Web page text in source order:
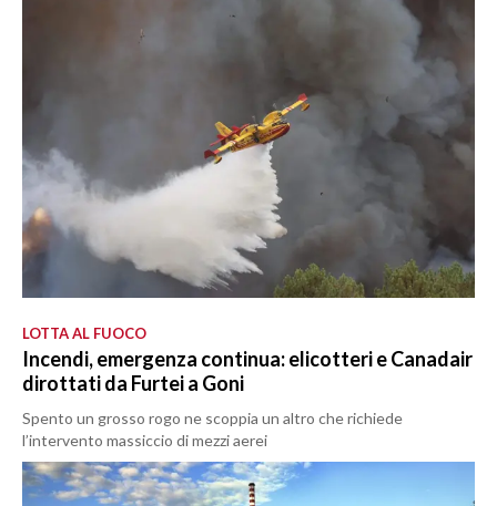
LOTTA AL FUOCO
Incendi, emergenza continua: elicotteri e Canadair
dirottati da Furtei a Goni
Spento un grosso rogo ne scoppia un altro che richiede
l’intervento massiccio di mezzi aerei